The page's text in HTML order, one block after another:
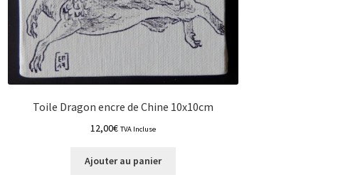
Toile Dragon encre de Chine 10x10cm
12,00€ TVA Incluse
Ajouter au panier